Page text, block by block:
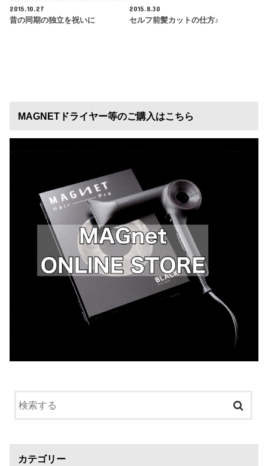
2015.10.27
昔の同期の独立を祝いに
2015.8.30
セルフ前髪カットの仕方♪
MAGNETドライヤー等のご購入はこちら
カテゴリー